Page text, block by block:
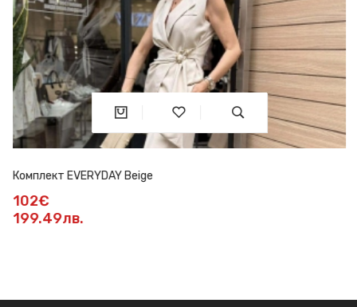
Комплект EVERYDAY Beige
102€
199.49лв.